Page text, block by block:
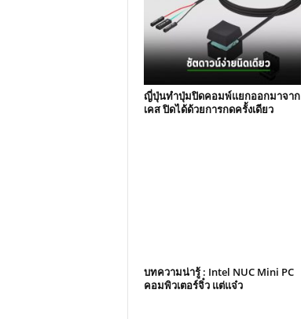
ญี่ปุ่นทำปุ่มปิดคอมพ์แยกออกมาจาก
เคส ปิดได้ด้วยการกดครั้งเดียว
บทความน่ารู้ : Intel NUC Mini PC
คอมพิวเตอร์จิ๋ว แต่แจ๋ว